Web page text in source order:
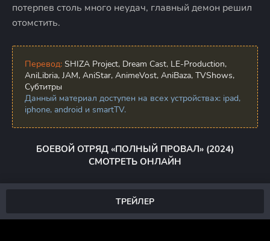
потерпев столь много неудач, главный демон решил
отомстить.
Перевод: SHIZA Project, Dream Cast, LE-Production,
AniLibria, JAM, AniStar, AnimeVost, AniBaza, TVShows,
Субтитры
Данный материал доступен на всех устройствах: ipad,
iphone, android и smartTV.
БОЕВОЙ ОТРЯД «ПОЛНЫЙ ПРОВАЛ» (2024)
СМОТРЕТЬ ОНЛАЙН
ТРЕЙЛЕР